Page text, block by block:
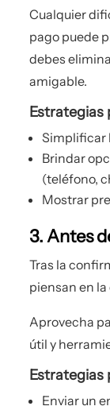
Cualquier
pago puede
debes
amigable.
Estrategias
Simplificar
Brindar
(teléfono,
Mostrar
3. Antes
Tras la
piensan en
Aprovecha
útil y
Estrategias
Enviar un